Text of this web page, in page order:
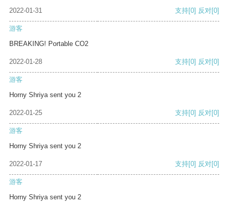
2022-01-31 支持[0] 反对[0]
游客
BREAKING! Portable CO2
2022-01-28 支持[0] 反对[0]
游客
Horny Shriya sent you 2
2022-01-25 支持[0] 反对[0]
游客
Horny Shriya sent you 2
2022-01-17 支持[0] 反对[0]
游客
Horny Shriya sent you 2